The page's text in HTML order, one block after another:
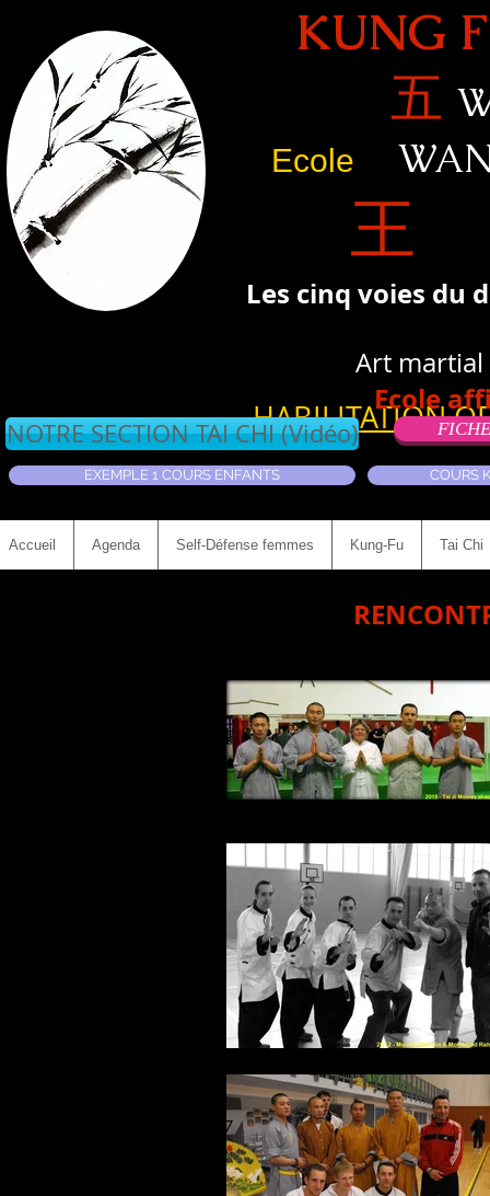
Les cinq voies du
KUNG
五
Ecole
王
Art martial
Ecole
NOTRE SECTION TAI CHI (Vidéo)
EXEMPLE 1 COURS ENFANTS COURS
Accueil Agenda Self-Défense femmes Kung-Fu Tai Chi
HABILITATION